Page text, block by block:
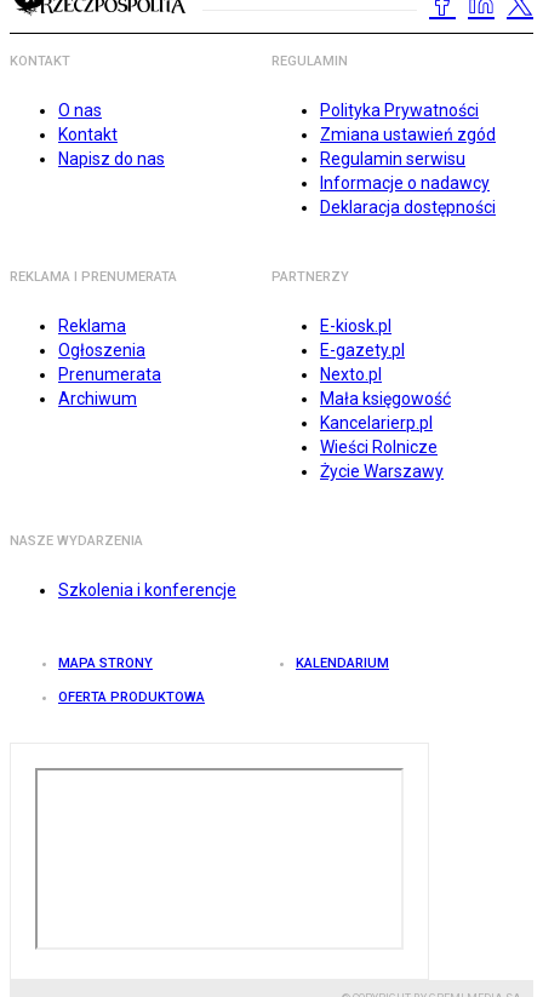
KONTAKT
O nas
Kontakt
Napisz do nas
REGULAMIN
Polityka Prywatności
Zmiana ustawień zgód
Regulamin serwisu
Informacje o nadawcy
Deklaracja dostępności
REKLAMA I PRENUMERATA
Reklama
Ogłoszenia
Prenumerata
Archiwum
PARTNERZY
E-kiosk.pl
E-gazety.pl
Nexto.pl
Mała księgowość
Kancelarierp.pl
Wieści Rolnicze
Życie Warszawy
NASZE WYDARZENIA
Szkolenia i konferencje
MAPA STRONY KALENDARIUM
OFERTA PRODUKTOWA